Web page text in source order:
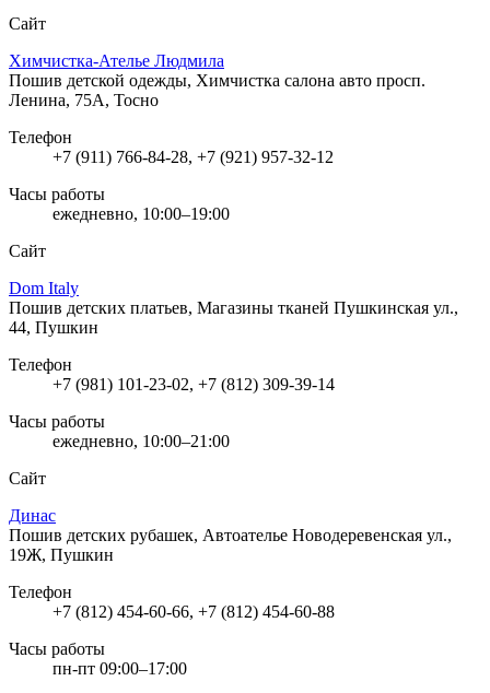
Сайт
Химчистка-Ателье Людмила
Пошив детской одежды, Химчистка салона авто просп.
Ленина, 75А, Тосно
Телефон
+7 (911) 766-84-28, +7 (921) 957-32-12
Часы работы
ежедневно, 10:00–19:00
Сайт
Dom Italy
Пошив детских платьев, Магазины тканей Пушкинская ул.,
44, Пушкин
Телефон
+7 (981) 101-23-02, +7 (812) 309-39-14
Часы работы
ежедневно, 10:00–21:00
Сайт
Динас
Пошив детских рубашек, Автоателье Новодеревенская ул.,
19Ж, Пушкин
Телефон
+7 (812) 454-60-66, +7 (812) 454-60-88
Часы работы
пн-пт 09:00–17:00